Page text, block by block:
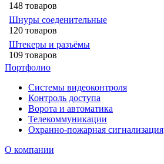
148 товаров
Шнуры соеденительные
120 товаров
Штекеры и разъёмы
109 товаров
Портфолио
Системы видеоконтроля
Контроль доступа
Ворота и автоматика
Телекоммуникации
Охранно-пожарная сигнализация
О компании